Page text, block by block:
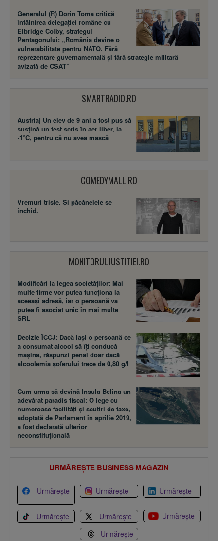
Generalul (R) Dorin Toma critică
întâlnirea delegației române cu
Elbridge Colby, strategul
Pentagonului: „România devine o
vulnerabilitate pentru NATO. Fără
reprezentare guvernamentală și fără strategie militară
avizată de CSAT”
SMARTRADIO.RO
Austria| Un elev de 9 ani a fost pus să
susţină un test scris în aer liber, la
-1°C, pentru că nu avea mască
COMEDYMALL.RO
Vremuri triste. Şi păcănelele se
închid.
MONITORULJUSTITIEI.RO
Modificări la legea societăţilor: Mai
multe firme vor putea funcţiona la
aceeaşi adresă, iar o persoană va
putea fi asociat unic în mai multe
SRL
Decizie ÎCCJ: Dacă laşi o persoană ce
a consumat alcool să îţi conducă
maşina, răspunzi penal doar dacă
alcoolemia şoferului trece de 0,80 g/l
Cum urma să devină Insula Belina un
adevărat paradis fiscal: O lege cu
numeroase facilităţi şi scutiri de taxe,
adoptată de Parlament în aprilie 2019,
a fost declarată ulterior
neconstituţională
URMĂREȘTE BUSINESS MAGAZIN
Urmărește Urmărește Urmărește
Urmărește Urmărește
Urmărește
Urmărește